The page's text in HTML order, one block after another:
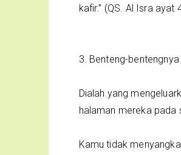
kafir.” (QS. Al Isra ayat
3. Benteng-
Dialah yang
halaman mereka pada
Kamu tidak